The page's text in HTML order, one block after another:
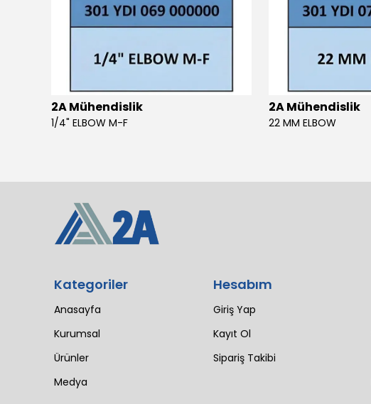
2A Mühendislik
1/4" ELBOW M-F
2A Mühendislik
22 MM ELBOW
Kategoriler
Anasayfa
Kurumsal
Ürünler
Medya
Hesabım
Giriş Yap
Kayıt Ol
Sipariş Takibi